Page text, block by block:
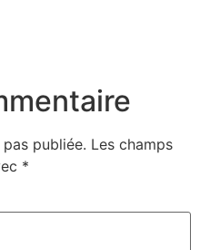
publiée. Les champs
*